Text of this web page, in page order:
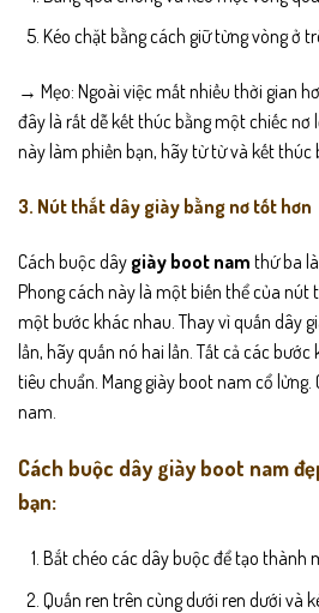
Kéo chặt bằng cách giữ từng vòng ở
→ Mẹo: Ngoài việc mất nhiều thời gian
đây là rất dễ kết thúc bằng một chiếc nơ
này làm phiền bạn, hãy từ từ và kết thúc
3. Nút thắt dây giày bằng nơ tốt hơn
Cách buộc dây giày boot nam thứ ba
Phong cách này là một biến thể của nút
một bước khác nhau. Thay vì quấn dây
lần, hãy quấn nó hai lần. Tất cả các
tiêu chuẩn. Mang giày boot nam cổ
nam.
Cách buộc dây giày boot nam
bạn:
Bắt chéo các dây buộc để tạo thành
Quấn ren trên cùng dưới ren dưới và